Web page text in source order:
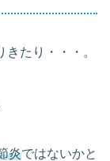
たり・・・。
炎ではないかと